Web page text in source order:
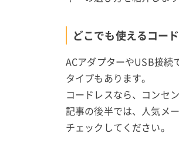
どこでも使えるコー
ACアダプターやUSB接続
タイプもあります。
コードレスなら、コンセ
記事の後半では、人気メ
チェックしてください。